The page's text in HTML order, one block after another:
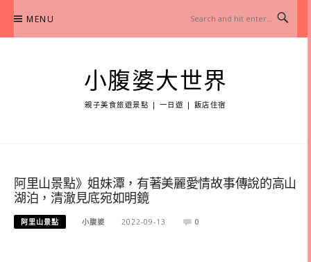
content
MENU
小腹婆大世界
親子美食旅遊景點 | 一日遊 | 飯店住宿
阿里山景點》姐妹潭，有著美麗愛情故事傳說的高山
湖泊，清澈見底宛如明鏡
阿里山景點 小腹婆 2022-09-13 0